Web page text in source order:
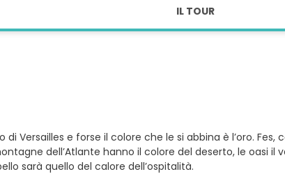
IL TOUR
Versailles e forse il colore che le si abbina è l’oro.
dell’Atlante hanno il colore del deserto, le oasi
sarà quello del calore dell’ospitalità.